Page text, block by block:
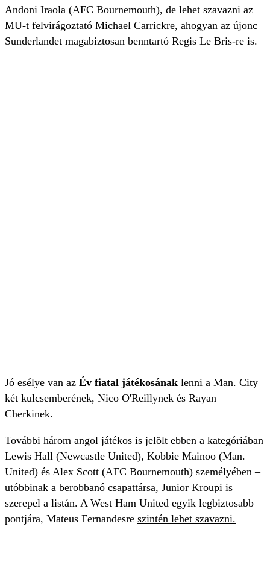
Andoni Iraola (AFC Bournemouth), de lehet szavazni az
MU-t felvirágoztató Michael Carrickre, ahogyan az újonc
Sunderlandet magabiztosan benntartó Regis Le Bris-re is.
Jó esélye van az Év fiatal játékosának lenni a Man. City
két kulcsemberének, Nico O'Reillynek és Rayan
Cherkinek.
További három angol játékos is jelölt ebben a kategóriában
Lewis Hall (Newcastle United), Kobbie Mainoo (Man.
United) és Alex Scott (AFC Bournemouth) személyében –
utóbbinak a berobbanó csapattársa, Junior Kroupi is
szerepel a listán. A West Ham United egyik legbiztosabb
pontjára, Mateus Fernandesre szintén lehet szavazni.